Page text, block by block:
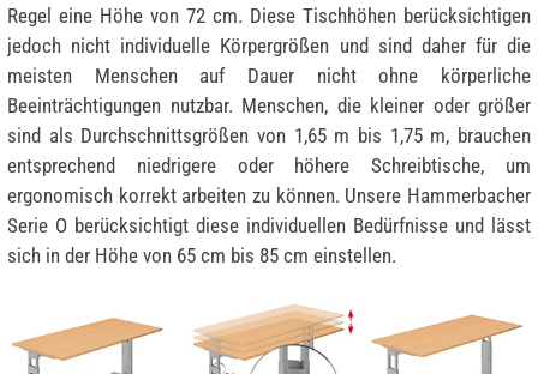
Regel eine Höhe von 72 cm. Diese Tischhöhen berücksichtigen
jedoch nicht individuelle Körpergrößen und sind daher für die
meisten Menschen auf Dauer nicht ohne körperliche
Beeinträchtigungen nutzbar. Menschen, die kleiner oder größer
sind als Durchschnittsgrößen von 1,65 m bis 1,75 m, brauchen
entsprechend niedrigere oder höhere Schreibtische, um
ergonomisch korrekt arbeiten zu können. Unsere Hammerbacher
Serie O berücksichtigt diese individuellen Bedürfnisse und lässt
sich in der Höhe von 65 cm bis 85 cm einstellen.